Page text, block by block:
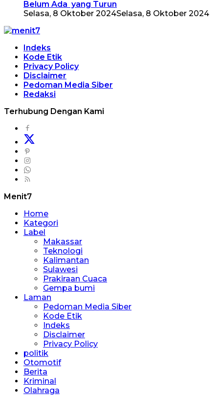
Belum Ada yang Turun
Selasa, 8 Oktober 2024Selasa, 8 Oktober 2024
Indeks
Kode Etik
Privacy Policy
Disclaimer
Pedoman Media Siber
Redaksi
Terhubung Dengan Kami
Menit7
Home
Kategori
Label
Makassar
Teknologi
Kalimantan
Sulawesi
Prakiraan Cuaca
Gempa bumi
Laman
Pedoman Media Siber
Kode Etik
Indeks
Disclaimer
Privacy Policy
politik
Otomotif
Berita
Kriminal
Olahraga